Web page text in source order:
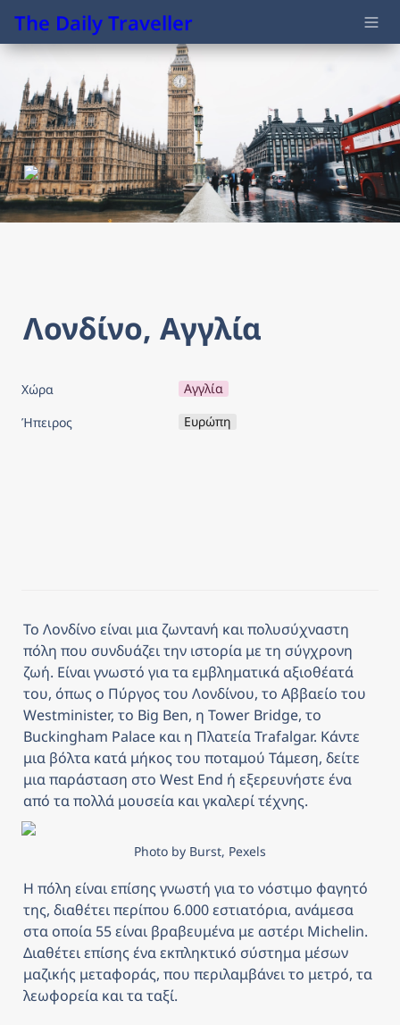
The Daily Traveller
Λονδίνο, Αγγλία
Χώρα
Αγγλία
Ήπειρος
Ευρώπη
Το Λονδίνο είναι μια ζωντανή και πολυσύχναστη
πόλη που συνδυάζει την ιστορία με τη σύγχρονη
ζωή. Είναι γνωστό για τα εμβληματικά αξιοθέατά
του, όπως ο Πύργος του Λονδίνου, το Αββαείο του
Westminister, το Big Ben, η Tower Bridge, το
Buckingham Palace και η Πλατεία Trafalgar. Κάντε
μια βόλτα κατά μήκος του ποταμού Τάμεση, δείτε
μια παράσταση στο West End ή εξερευνήστε ένα
από τα πολλά μουσεία και γκαλερί τέχνης.
Photo by Burst, Pexels
Η πόλη είναι επίσης γνωστή για το νόστιμο φαγητό
της, διαθέτει περίπου 6.000 εστιατόρια, ανάμεσα
στα οποία 55 είναι βραβευμένα με αστέρι Michelin.
Διαθέτει επίσης ένα εκπληκτικό σύστημα μέσων
μαζικής μεταφοράς, που περιλαμβάνει το μετρό, τα
λεωφορεία και τα ταξί.